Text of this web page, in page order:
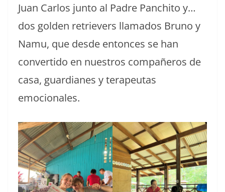
Juan Carlos junto al Padre Panchito y…
dos golden retrievers llamados Bruno y
Namu, que desde entonces se han
convertido en nuestros compañeros de
casa, guardianes y terapeutas
emocionales.